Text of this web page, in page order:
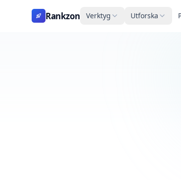
Rankzon Verktyg Utforska